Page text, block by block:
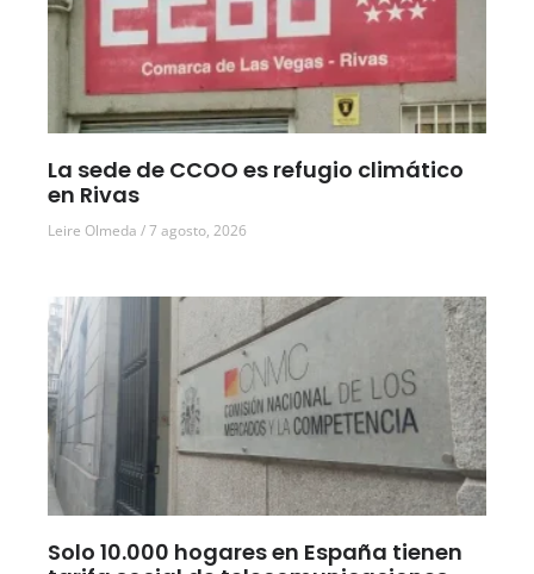
La sede de CCOO es refugio climático
en Rivas
Leire Olmeda 7 agosto, 2026
Solo 10.000 hogares en España tienen